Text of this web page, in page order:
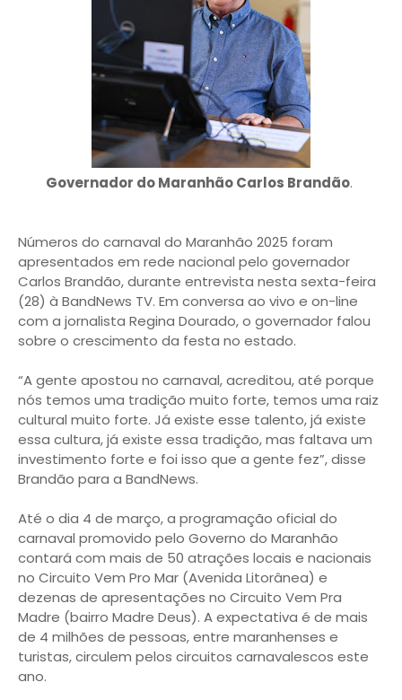
Governador do Maranhão Carlos Brandão.
Números do carnaval do Maranhão 2025 foram
apresentados em rede nacional pelo governador
Carlos Brandão, durante entrevista nesta sexta-feira
(28) à BandNews TV. Em conversa ao vivo e on-line
com a jornalista Regina Dourado, o governador falou
sobre o crescimento da festa no estado.
“A gente apostou no carnaval, acreditou, até porque
nós temos uma tradição muito forte, temos uma raiz
cultural muito forte. Já existe esse talento, já existe
essa cultura, já existe essa tradição, mas faltava um
investimento forte e foi isso que a gente fez”, disse
Brandão para a BandNews.
Até o dia 4 de março, a programação oficial do
carnaval promovido pelo Governo do Maranhão
contará com mais de 50 atrações locais e nacionais
no Circuito Vem Pro Mar (Avenida Litorânea) e
dezenas de apresentações no Circuito Vem Pra
Madre (bairro Madre Deus). A expectativa é de mais
de 4 milhões de pessoas, entre maranhenses e
turistas, circulem pelos circuitos carnavalescos este
ano.